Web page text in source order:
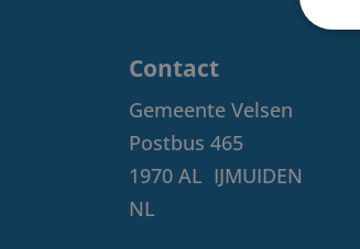
Contact
Gemeente Velsen
Postbus 465
1970 AL IJMUIDEN
NL